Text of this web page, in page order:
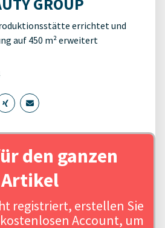
errichtet und
auf 450 m² erweitert
den ganzen
Artikel
registriert, erstellen Sie
Account, um